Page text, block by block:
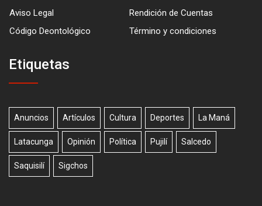
Aviso Legal
Rendición de Cuentas
Código Deontológico
Término y condiciones
Etiquetas
Anuncios Artículos Cultura Deportes La Maná
Latacunga Opinión Política Pujilí Salcedo
Saquisilí Sigchos